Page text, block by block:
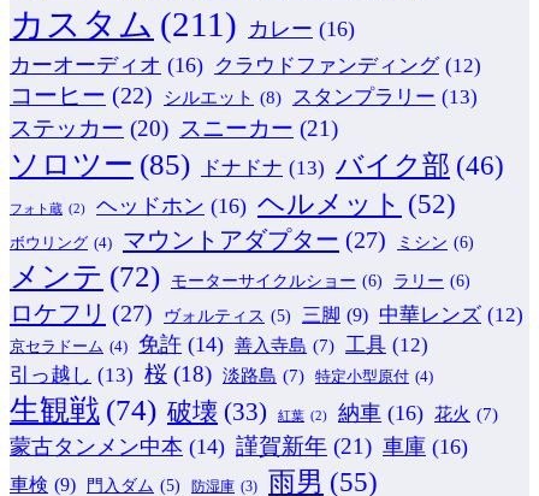
カスタム (211) カレー (16)
カーオーディオ (16) クラウドファンディング (12)
コーヒー (22) シルエット (8) スタンプラリー (13)
ステッカー (20) スニーカー (21)
ソロツー (85) ドナドナ (13) バイク部 (46)
フォト蔵 (2) ヘッドホン (16) ヘルメット (52)
ボウリング (4) マウントアダプター (27) ミシン (6)
メンテ (72) モーターサイクルショー (6) ラリー (6)
ロケフリ (27) ヴォルティス (5) 三脚 (9) 中華レンズ (12)
京セラドーム (4) 免許 (14) 善入寺島 (7) 工具 (12)
引っ越し (13) 桜 (18) 淡路島 (7) 特定小型原付 (4)
生観戦 (74) 破壊 (33) 紅葉 (2) 納車 (16) 花火 (7)
蒙古タンメン中本 (14) 謹賀新年 (21) 車庫 (16)
車検 (9) 門入ダム (5) 防湿庫 (3) 雨男 (55)